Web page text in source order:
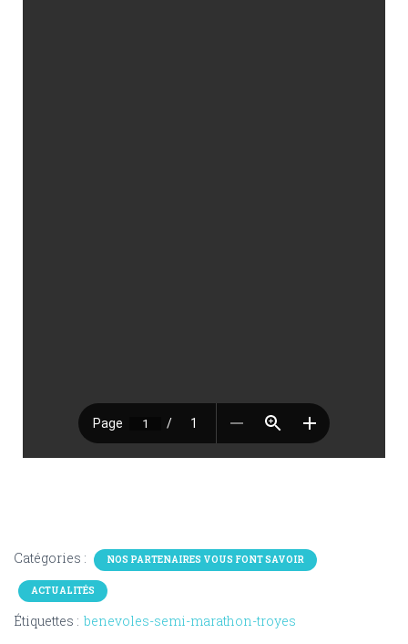
Catégories : NOS PARTENAIRES VOUS FONT SAVOIR
ACTUALITÉS
Étiquettes : benevoles-semi-marathon-troyes